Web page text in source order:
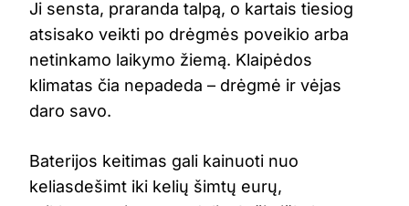
Ji sensta, praranda talpą, o kartais tiesiog
atsisako veikti po drėgmės poveikio arba
netinkamo laikymo žiemą. Klaipėdos
klimatas čia nepadeda – drėgmė ir vėjas
daro savo.
Baterijos keitimas gali kainuoti nuo
keliasdešimt iki kelių šimtų eurų,